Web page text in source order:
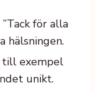
för alla
hälsningen.
till exempel
unikt.